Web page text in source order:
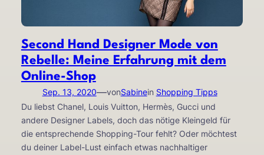
Second Hand Designer Mode von
Rebelle: Meine Erfahrung mit dem
Online-Shop
Sep. 13, 2020—vonSabinein Shopping Tipps
Du liebst Chanel, Louis Vuitton, Hermès, Gucci und
andere Designer Labels, doch das nötige Kleingeld für
die entsprechende Shopping-Tour fehlt? Oder möchtest
du deiner Label-Lust einfach etwas nachhaltiger